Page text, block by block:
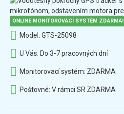
ONLINE MONITOROVACÍ SYSTÉM ZDARMA!
Model: GTS-25098
U Vás: Do 3-7 pracovných dní
Monitorovací systém: ZDARMA
Poštovné: V rámci SR ZDARMA